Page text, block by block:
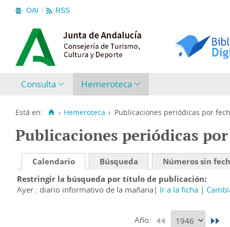
OAI RSS
Consulta Hemeroteca
Está en: › Hemeroteca › Publicaciones periódicas por
Publicaciones periódicas
Calendario Búsqueda
Números sin
Restringir la búsqueda por título de publicación
Ayer : diario informativo de la mañana
Ir a la ficha
Año: